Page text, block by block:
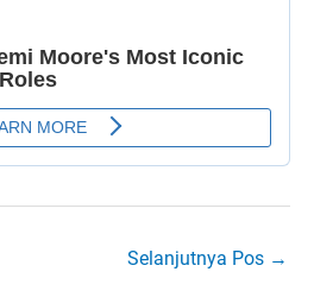
Selanjutnya Pos →